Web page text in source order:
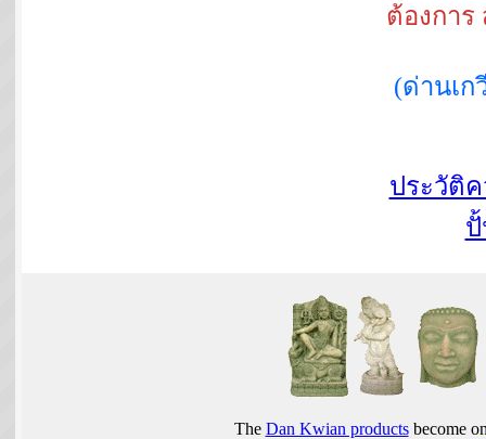
ต้องกา
(ด่านเ
ประวัติ
The Dan Kwian productsbecome